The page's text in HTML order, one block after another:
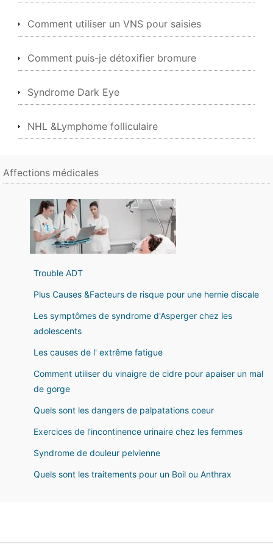
Comment utiliser un VNS pour saisies
Comment puis-je détoxifier bromure
Syndrome Dark Eye
NHL &Lymphome folliculaire
Affections médicales
Trouble ADT
Plus Causes &Facteurs de risque pour une hernie discale
Les symptômes de syndrome d'Asperger chez les
adolescents
Les causes de l' extrême fatigue
Comment utiliser du vinaigre de cidre pour apaiser un mal
de gorge
Quels sont les dangers de palpatations coeur
Exercices de l'incontinence urinaire chez les femmes
Syndrome de douleur pelvienne
Quels sont les traitements pour un Boil ou Anthrax